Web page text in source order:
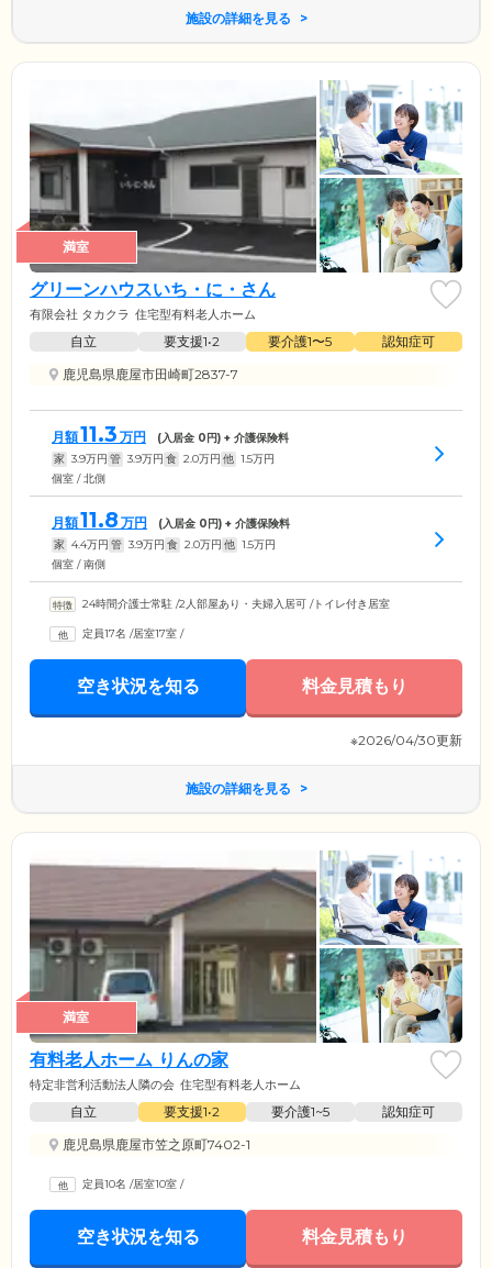
施設の詳細を見る
満室
グリーンハウスいち・に・さん
有限会社 タカクラ 住宅型有料老人ホーム
自立 要支援1•2 要介護1〜5
認知症可
鹿児島県鹿屋市田崎町2837-7
月額11.3 万円 (入居金 0円) + 介護保険料
家 3.9万円 管 3.9万円 食 2.0万円 他 1.5万円
個室 / 北側
月額11.8 万円 (入居金 0円) + 介護保険料
家 4.4万円 管 3.9万円 食 2.0万円 他 1.5万円
個室 / 南側
24時間介護士常駐 /2人部屋あり・夫婦入居可 /トイレ付き居室
定員17名 /居室17室 /
空き状況を知る 料金見積もり
※2026/04/30更新
施設の詳細を見る
満室
有料老人ホーム りんの家
特定非営利活動法人隣の会 住宅型有料老人ホーム
自立 要支援1•2 要介護1~5
認知症可
鹿児島県鹿屋市笠之原町7402-1
定員10名 /居室10室 /
空き状況を知る 料金見積もり